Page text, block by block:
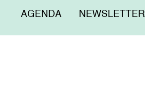
Menú
AGENDA NEWSLETTER